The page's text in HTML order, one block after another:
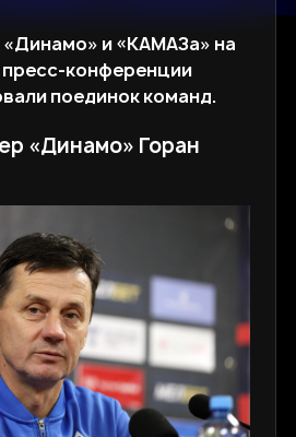
и «КАМАЗа» на
конференции
поединок команд.
«Динамо» Горан